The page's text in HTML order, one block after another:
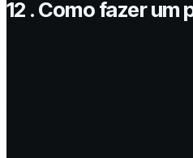
12 . Como fazer um